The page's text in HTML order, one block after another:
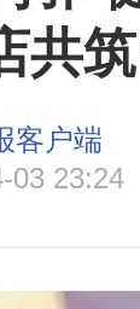
共
客户端
03 23:24